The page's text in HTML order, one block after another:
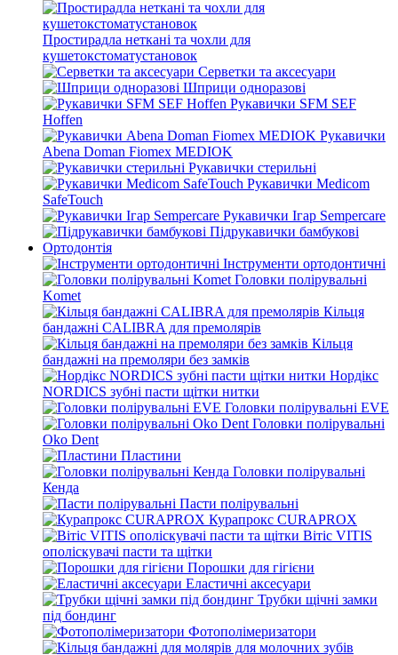
Простирадла неткані та чохли для
кушетокстоматустановок
Серветки та аксесуари
Шприци одноразові
Рукавички SFM SEF
Hoffen
Рукавички
Abena Doman Fiomex MEDIOK
Рукавички стерильні
Рукавички Medicom
SafeTouch
Рукавички Ігар Sempercare
Підрукавички бамбукові
Ортодонтія
Інструменти ортодонтичні
Головки полірувальні
Komet
Кільця
бандажні CALIBRA для премолярів
Кільця
бандажні на премоляри без замків
Нордікс
NORDICS зубні пасти щітки нитки
Головки полірувальні EVE
Головки полірувальні
Oko Dent
Пластини
Головки полірувальні
Кенда
Пасти полірувальні
Курапрокс CURAPROX
Вітіс VITIS
ополіскувачі пасти та щітки
Порошки для гігієни
Еластичні аксесуари
Трубки щічні замки
під бондинг
Фотополімеризатори